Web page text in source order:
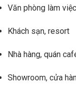
Văn phòng làm việc
Khách sạn, resort
Nhà hàng, quán
Showroom, cửa